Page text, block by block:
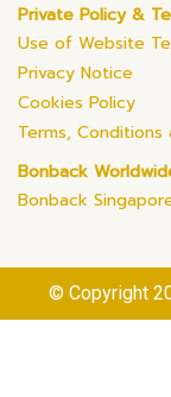
Private Policy &
Use of Website
Privacy Notice
Cookies Policy
Terms, Conditions
Bonback
Bonback
© Copyright